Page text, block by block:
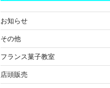
お知らせ
その他
フランス菓子教室
店頭販売